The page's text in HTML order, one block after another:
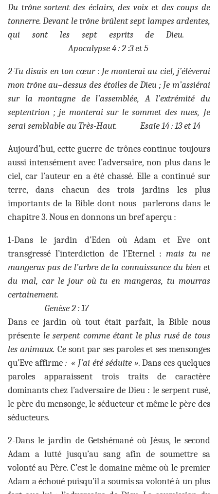
Du trône sortent des éclairs, des voix et des coups de
tonnerre. Devant le trône brûlent sept lampes ardentes,
qui sont les sept esprits de Dieu.
Apocalypse 4 : 2 :3 et 5
2-Tu disais en ton cœur : Je monterai au ciel, j’élèverai
mon trône au–dessus des étoiles de Dieu ; Je m’assiérai
sur la montagne de l’assemblée, A l’extrémité du
septentrion ; je monterai sur le sommet des nues, Je
serai semblable au Très-Haut. Esaïe 14 : 13 et 14
Aujourd’hui, cette guerre de trônes continue toujours
aussi intensément avec l’adversaire, non plus dans le
ciel, car l’auteur en a été chassé. Elle a continué sur
terre, dans chacun des trois jardins les plus
importants de la Bible dont nous parlerons dans le
chapitre 3. Nous en donnons un bref aperçu :
1-Dans le jardin d’Eden où Adam et Eve ont
transgressé l’interdiction de l’Eternel : mais tu ne
mangeras pas de l’arbre de la connaissance du bien et
du mal, car le jour où tu en mangeras, tu mourras
certainement.
Genèse 2 : 17
Dans ce jardin où tout était parfait, la Bible nous
présente le serpent comme étant le plus rusé de tous
les animaux. Ce sont par ses paroles et ses mensonges
qu’Eve affirme : « J’ai été séduite ». Dans ces quelques
paroles apparaissent trois traits de caractère
dominants chez l’adversaire de Dieu : le serpent rusé,
le père du mensonge, le séducteur et même le père des
séducteurs.
2-Dans le jardin de Getshémané où Jésus, le second
Adam a lutté jusqu’au sang afin de soumettre sa
volonté au Père. C’est le domaine même où le premier
Adam a échoué puisqu’il a soumis sa volonté à un plus